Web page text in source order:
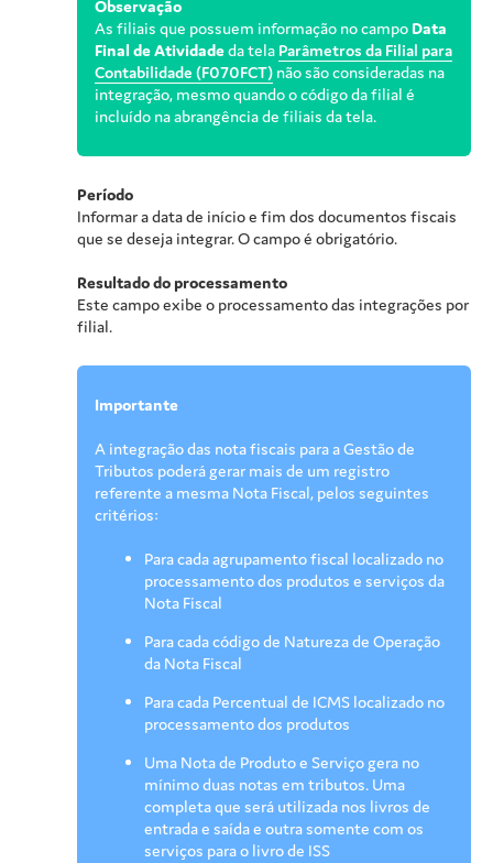
Observação
As filiais que possuem informação no campo Data
Final de Atividadeda tela Parâmetros da Filial para
Contabilidade (F070FCT) não são consideradas na
integração, mesmo quando o código da filial é
incluído na abrangência de filiais da tela.
Período
Informar a data de início e fim dos documentos fiscais
que se deseja integrar. O campo é obrigatório.
Resultado do processamento
Este campo exibe o processamento das integrações por
filial.
Importante
A integração das nota fiscais para a Gestão de
Tributos poderá gerar mais de um registro
referente a mesma Nota Fiscal, pelos seguintes
critérios:
Para cada agrupamento fiscal localizado no
processamento dos produtos e serviços da
Nota Fiscal
Para cada código de Natureza de Operação
da Nota Fiscal
Para cada Percentual de ICMS localizado no
processamento dos produtos
Uma Nota de Produto e Serviço gera no
mínimo duas notas em tributos. Uma
completa que será utilizada nos livros de
entrada e saída e outra somente com os
serviços para o livro de ISS